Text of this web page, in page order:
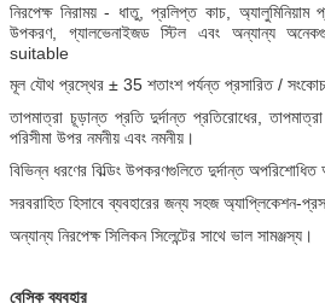
নিরপেক্ষ নিরাময় - ধাতু, প্রলিপ্ত কাচ, অ্যালুমিনিয়াম
উপকরণ, গ্যালভেনাইজড স্টিল এবং অন্যান্য
suitable
মূল যৌথ প্রস্থের ± 35 শতাংশ পর্যন্ত প্রসারিত /
তাপমাত্রা চূড়ান্ত প্রতি দুর্দান্ত প্রতিরোধের,
পরিসীমা উপর নমনীয় এবং নমনীয়।
বিভিন্ন ধরণের বিল্ডিং উপকরণগুলিতে দুর্দান্ত
সরবরাহিত হিসাবে ব্যবহারের জন্য সহজ অ্যাপ্লিকেশন-
অন্যান্য নিরপেক্ষ সিলিকন সিলেন্টের সাথে ভাল সামঞ্জস্য।
বেসিক ব্যবহার